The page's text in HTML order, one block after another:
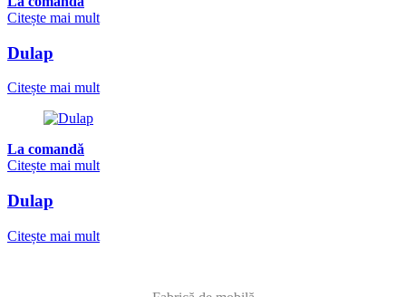
Citește mai mult
Dulap
Citește mai mult
La comandă
Citește mai mult
Dulap
Citește mai mult